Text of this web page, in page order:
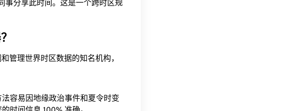
事分享此时间。这是一个跨时区规
管理世界时区数据的知名机构，
容易因地缘政治事件和夏令时变